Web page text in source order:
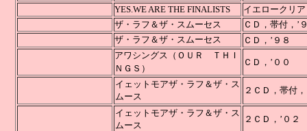
YES.WE ARE THE FINALISTS
イエロークリ
ザ・ラフ＆ザ・スムーセス
ＣＤ，
ザ・ラフ＆ザ・スムーセス
ＣＤ
アワシングス（ＯＵＲ ＴＨＩ
ＮＧＳ）
ＣＤ
イェットモアザ・ラフ＆ザ・ス
ムース
２ＣＤ
イェットモアザ・ラフ＆ザ・ス
ムース
２ＣＤ，